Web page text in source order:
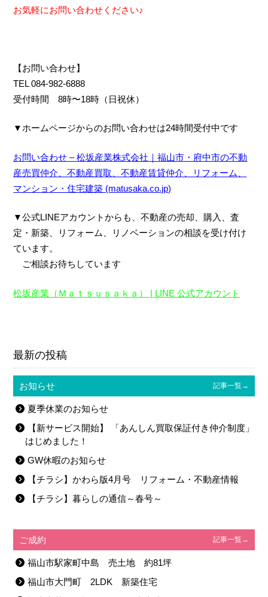
お気軽にお問い合わせください♪
【お問い合わせ】
TEL 084-982-6888
受付時間 8時〜18時（日祝休）
▼ホームページからのお問い合わせは24時間受付中です
お問い合わせ – 松坂産業株式会社｜福山市・府中市の不動
産売買仲介、不動産買取、不動産賃貸仲介、リフォーム、
マンション・住宅建築 (matusaka.co.jp)
▼公式LINEアカウントからも、不動産の売却、購入、査
定・新築、リフォーム、リノベーションの相談を受け付け
ています。
ご相談お待ちしています
松坂産業（Ｍａｔｓｕｓａｋａ） | LINE 公式アカウント
最新の投稿
お知らせ 記事一覧→
夏季休業のお知らせ
【新サービス開始】 「あんしん買取保証付き仲介制度」
はじめました！
GW休暇のお知らせ
【チラシ】かわら版4月号 リフォーム・不動産情報
【チラシ】暮らしの通信～春号～
ご成約 記事一覧→
福山市駅家町中島 売土地 約81坪
福山市大門町 2LDK 新築住宅